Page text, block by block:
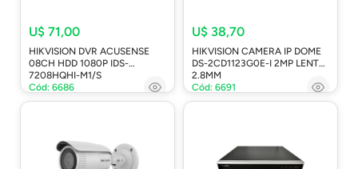
U$ 71,00
HIKVISION DVR ACUSENSE
08CH HDD 1080P IDS-
7208HQHI-M1/S
Cód: 6686
U$ 38,70
HIKVISION CAMERA IP DOME
DS-2CD1123G0E-I 2MP LENTE
2.8MM
Cód: 6691